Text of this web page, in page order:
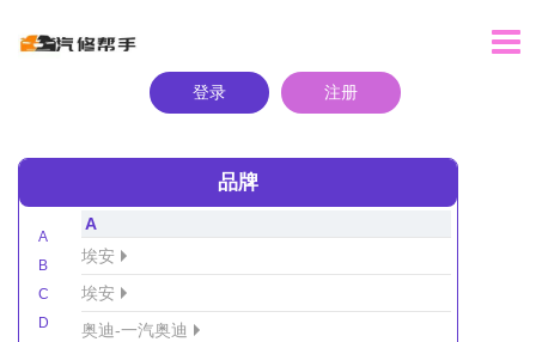
登录 注册
品牌
A
B
C
D
A
埃安
埃安
奥迪-一汽奥迪